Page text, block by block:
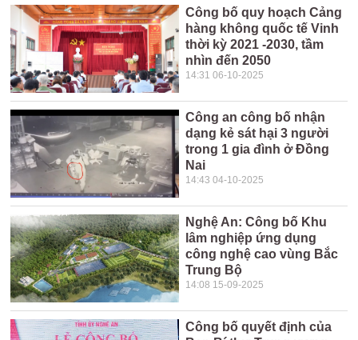
Công bố quy hoạch Cảng
hàng không quốc tế Vinh
thời kỳ 2021 -2030, tầm
nhìn đến 2050
14:31 06-10-2025
Công an công bố nhận
dạng kẻ sát hại 3 người
trong 1 gia đình ở Đồng
Nai
14:43 04-10-2025
Nghệ An: Công bố Khu
lâm nghiệp ứng dụng
công nghệ cao vùng Bắc
Trung Bộ
14:08 15-09-2025
Công bố quyết định của